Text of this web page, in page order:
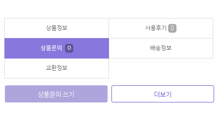
상품정보 사용후기 0
상품문의 0 배송정보
교환정보
상품문의 쓰기 더보기